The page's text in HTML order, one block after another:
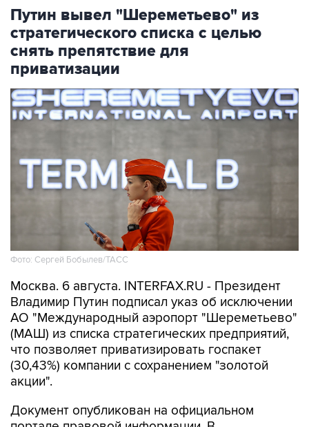
Путин вывел "Шереметьево" из
стратегического списка с целью
снять препятствие для
приватизации
Фото: Сергей Бобылев/ТАСС
Москва. 6 августа. INTERFAX.RU - Президент
Владимир Путин подписал указ об исключении
АО "Международный аэропорт "Шереметьево"
(МАШ) из списка стратегических предприятий,
что позволяет приватизировать госпакет
(30,43%) компании с сохранением "золотой
акции".
Документ опубликован на официальном